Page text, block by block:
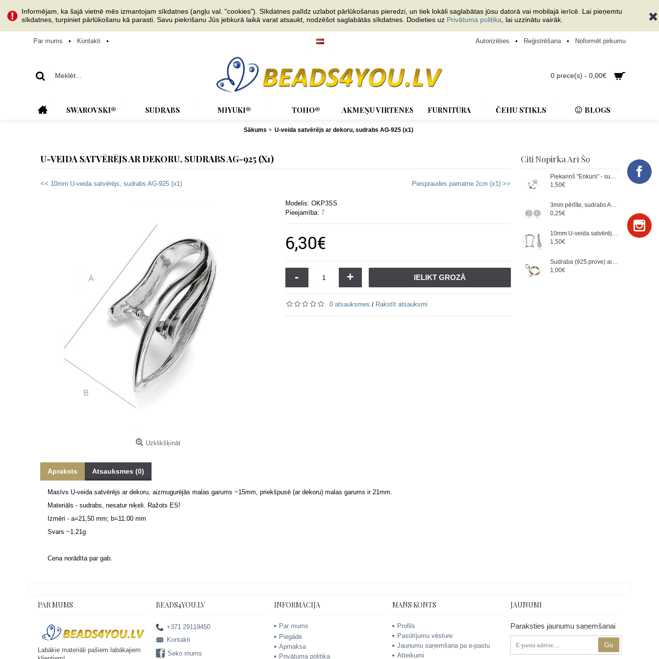
Informējam, ka šajā vietnē mēs izmantojam sīkdatnes (angļu val. "cookies"). Sīkdatnes palīdz uzlabot pārlūkošanas pieredzi, un tiek lokāli saglabātas jūsu datorā vai mobilajā ierīcē. Lai pieņemtu
sīkdatnes, turpiniet pārlūkošanu kā parasti. Savu piekrišanu Jūs jebkurā laikā varat atsaukt, nodzēšot saglabātās sīkdatnes. Dodieties uz Privātuma politika , lai uzzinātu vairāk.
Par mums • Kontakti • Autorizēties • Reģistrēšana • Noformēt pirkumu
0 prece(s) - 0,00€
SWAROVSKI® SUDRABS MIYUKI® TOHO® AKMEŅU VIRTENES FURNITŪRA ČEHU STIKLS BLOGS
Sākums U-veida satvērējs ar dekoru, sudrabs AG-925 (x1)
Citi Nopirka Arī Šo
Piekariņš "Enkurs" - sudraba (AG-925) (x1)
1,50€
3mm pērlīte, sudrabs AG-925 (x1)
0,25€
10mm U-veida satvērējs, sudrabs AG-925 (x1)
1,50€
Sudraba (925.prove) aizdare (x1)
1,00€
U-VEIDA SATVĒRĒJS AR DEKORU, SUDRABS AG-925 (X1)
<< 10mm U-veida satvērējs, sudrabs AG-925 (x1) Piespraudes pamatne 2cm (x1) >>
Uzklikšķināt
Modelis: OKP3SS
Pieejamība: 7
6,30€
- + IELIKT GROZĀ
0 atsauksmes / Rakstīt atsauksmi
Apraksts Atsauksmes (0)
Masīvs U-veida satvērējs ar dekoru, aizmugurējās malas garums ~15mm, priekšpusē (ar dekoru) malas garums ir 21mm.
Materiāls - sudrabs, nesatur niķeli. Ražots ES!
Izmēri - a=21,50 mm; b=11.00 mm
Svars ~1.21g
Cena norādīta par gab.
PAR MUMS
Labākie materiāli pašiem labākajiem
BEADS4YOU.LV
+371 29119450
Kontakti
Seko mums
INFORMĀCIJA
Par mums
Piegāde
Apmaksa
Privātuma politika
MANS KONTS
Profils
Pasūtījumu vēsture
Jaunumu saņemšana pa e-pastu
Atteikumi
JAUNUMI
Paraksties jaunumu saņemšanai
Go